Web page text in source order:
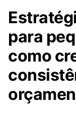
para
como